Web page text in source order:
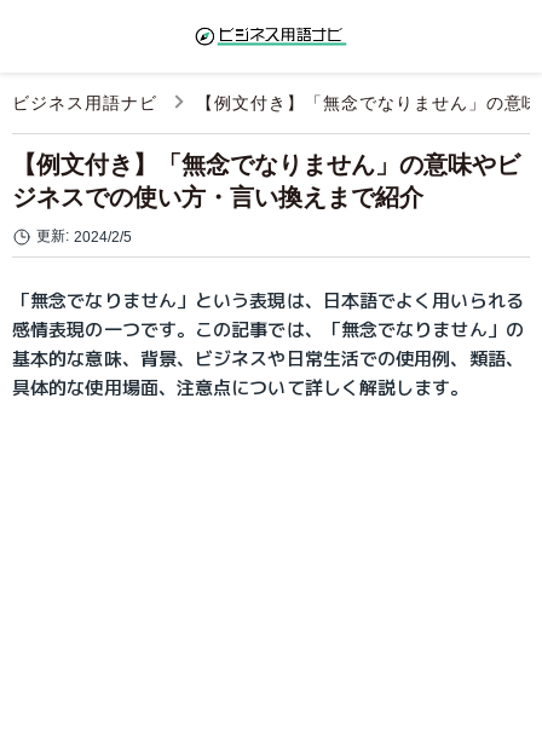
ビジネス用語ナビ 【例文付き】「無念でなりません」の意
【例文付き】「無念でなりません」の意味やビ
ジネスでの使い方・言い換えまで紹介
更新: 2024/2/5
「無念でなりません」という表現は、日本語でよく用いられる
感情表現の一つです。この記事では、「無念でなりません」の
基本的な意味、背景、ビジネスや日常生活での使用例、類語、
具体的な使用場面、注意点について詳しく解説します。